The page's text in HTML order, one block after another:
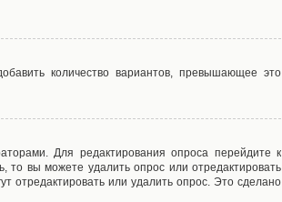
количество вариантов, превышающее это
Для редактирования опроса перейдите к
то вы можете удалить опрос или отредактировать
отредактировать или удалить опрос. Это сделано